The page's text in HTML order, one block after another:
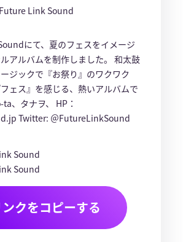
Future Link Sound
にて、夏のフェスをイメージ
アルバムを制作しました。 和太鼓
ジックで『お祭り』のワクワク
ェス』を感じる、熱いアルバムで
、タナヲ、 HP：
Twitter: ＠FutureLinkSound
Sound
Sound
ンクをコピーする